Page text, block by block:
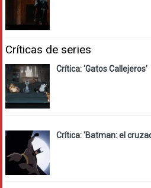
Críticas de series
Crítica: ‘Gatos Callejeros’
Crítica: ‘Batman: el